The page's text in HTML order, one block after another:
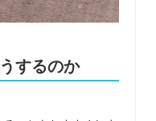
するのか